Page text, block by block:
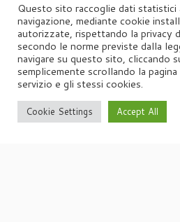
·© 2026Agorà·Powered by ·
Questo sito raccoglie dati statistici
navigazione, mediante cookie
autorizzate, rispettando la privacy
secondo le norme previste dalla
navigare su questo sito, cliccando
semplicemente scrollando la
servizio e gli stessi cookies.
Cookie Settings Accept All